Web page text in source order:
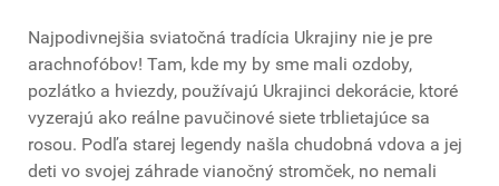
Najpodivnejšia sviatočná tradícia Ukrajiny nie je pre
arachnofóbov! Tam, kde my by sme mali ozdoby,
pozlátko a hviezdy, používajú Ukrajinci dekorácie, ktoré
vyzerajú ako reálne pavučinové siete trblietajúce sa
rosou. Podľa starej legendy našla chudobná vdova a jej
deti vo svojej záhrade vianočný stromček, no nemali